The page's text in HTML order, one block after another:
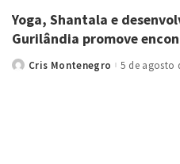
Yoga, Shantala e
Gurilândia promove
PostedCris Montenegro 5 de agosto